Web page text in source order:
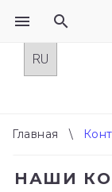
Главная \
НАШИ